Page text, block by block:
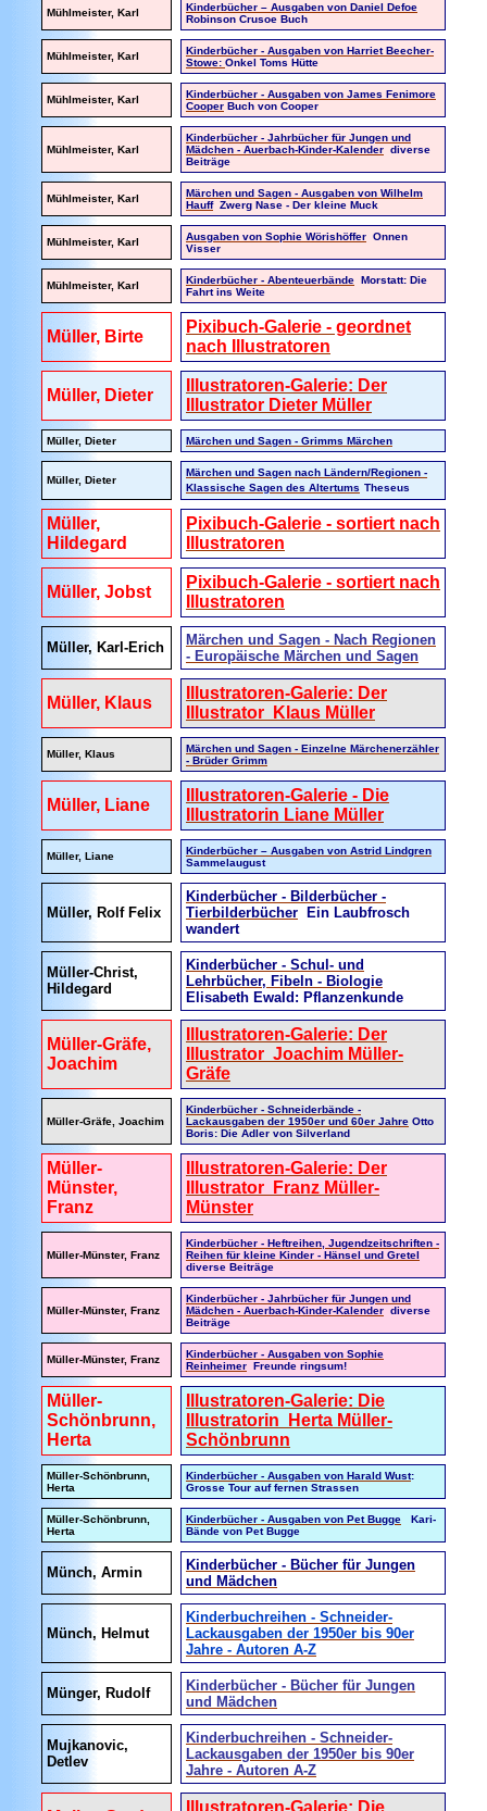
Mühlmeister, Karl
Kinderbücher – Ausgaben von Daniel Defoe
Robinson Crusoe Buch
Mühlmeister, Karl
Kinderbücher - Ausgaben von Harriet Beecher-
Stowe: Onkel Toms Hütte
Mühlmeister, Karl
Kinderbücher - Ausgaben von James Fenimore
Cooper Buch von Cooper
Mühlmeister, Karl
Kinderbücher - Jahrbücher für Jungen und
Mädchen - Auerbach-Kinder-Kalender diverse
Beiträge
Mühlmeister, Karl
Märchen und Sagen - Ausgaben von Wilhelm
HauffZwerg Nase - Der kleine Muck
Mühlmeister, Karl Ausgaben von Sophie Wörishöffer Onnen
Visser
Mühlmeister, Karl Kinderbücher - Abenteuerbände Morstatt: Die
Fahrt ins Weite
Müller, Birte
Pixibuch-Galerie - geordnet
nach Illustratoren
Müller, Dieter
Illustratoren-Galerie: Der
Illustrator Dieter Müller
Müller, Dieter Märchen und Sagen - Grimms Märchen
Müller, Dieter
Märchen und Sagen nach Ländern/Regionen -
Klassische Sagen des Altertums Theseus
Müller,
Hildegard
Pixibuch-Galerie - sortiert nach
Illustratoren
Müller, Jobst
Pixibuch-Galerie - sortiert nach
Illustratoren
Müller, Karl-Erich
Märchen und Sagen - Nach Regionen
- Europäische Märchen und Sagen
Müller, Klaus
Illustratoren-Galerie: Der
Illustrator Klaus Müller
Müller, Klaus
Märchen und Sagen - Einzelne Märchenerzähler
- Brüder Grimm
Müller, Liane
Illustratoren-Galerie - Die
Illustratorin Liane Müller
Müller, Liane
Kinderbücher – Ausgaben von Astrid Lindgren
Sammelaugust
Müller, Rolf Felix
Kinderbücher - Bilderbücher -
Tierbilderbücher Ein Laubfrosch
wandert
Müller-Christ,
Hildegard
Kinderbücher - Schul- und
Lehrbücher, Fibeln - Biologie
Elisabeth Ewald: Pflanzenkunde
Müller-Gräfe,
Joachim
Illustratoren-Galerie: Der
Illustrator Joachim Müller-
Gräfe
Müller-Gräfe, Joachim
Kinderbücher - Schneiderbände -
Lackausgaben der 1950er und 60er Jahre Otto
Boris: Die Adler von Silverland
Müller-
Münster,
Franz
Illustratoren-Galerie: Der
Illustrator Franz Müller-
Münster
Müller-Münster, Franz
Kinderbücher - Heftreihen, Jugendzeitschriften -
Reihen für kleine Kinder - Hänsel und Gretel
diverse Beiträge
Müller-Münster, Franz
Kinderbücher - Jahrbücher für Jungen und
Mädchen - Auerbach-Kinder-Kalender diverse
Beiträge
Müller-Münster, Franz
Kinderbücher - Ausgaben von Sophie
Reinheimer Freunde ringsum!
Müller-
Schönbrunn,
Herta
Illustratoren-Galerie: Die
Illustratorin Herta Müller-
Schönbrunn
Müller-Schönbrunn,
Herta
Kinderbücher - Ausgaben von Harald Wust:
Grosse Tour auf fernen Strassen
Müller-Schönbrunn,
Herta
Kinderbücher - Ausgaben von Pet Bugge Kari-
Bände von Pet Bugge
Münch, Armin
Kinderbücher - Bücher für Jungen
und Mädchen
Münch, Helmut
Kinderbuchreihen - Schneider-
Lackausgaben der 1950er bis 90er
Jahre - Autoren A-Z
Münger, Rudolf
Kinderbücher - Bücher für Jungen
und Mädchen
Mujkanovic,
Detlev
Kinderbuchreihen - Schneider-
Lackausgaben der 1950er bis 90er
Jahre - Autoren A-Z
Illustratoren-Galerie: Die